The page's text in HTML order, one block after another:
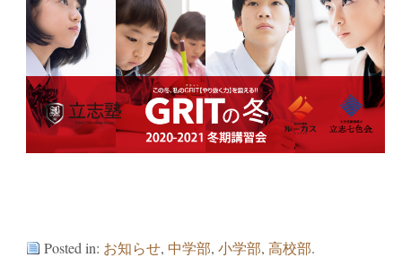
Posted in: お知らせ, 中学部, 小学部, 高校部.